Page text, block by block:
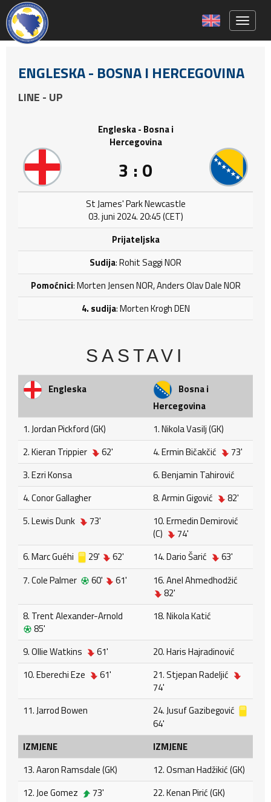
ENGLESKA - BOSNA I HERCEGOVINA
LINE - UP
Engleska - Bosna i
Hercegovina
3 : 0
St James' Park Newcastle
03. juni 2024. 20:45 (CET)
Prijateljska
Sudija: Rohit Saggi NOR
Pomoćnici: Morten Jensen NOR, Anders Olav Dale NOR
4. sudija: Morten Krogh DEN
SASTAVI
Engleska
Bosna i
Hercegovina
1. Jordan Pickford (GK)
1. Nikola Vasilj (GK)
2. Kieran Trippier
62' 4. Ermin Bičakčić
73'
3. Ezri Konsa
6. Benjamin Tahirović
4. Conor Gallagher
8. Armin Gigović
82'
5. Lewis Dunk
73'
10. Ermedin Demirović
(C)
74'
6. Marc Guéhi
29' 62' 14. Dario Šarić
63'
7. Cole Palmer
60' 61'
16. Anel Ahmedhodžić
82'
8. Trent Alexander-Arnold
85'
18. Nikola Katić
9. Ollie Watkins 61'
20. Haris Hajradinović
10. Eberechi Eze
61'
21. Stjepan Radeljić
74'
11. Jarrod Bowen
24. Jusuf Gazibegović
64'
IZMJENE
IZMJENE
13. Aaron Ramsdale (GK)
12. Osman Hadžikić (GK)
12. Joe Gomez
73'
22. Kenan Pirić (GK)